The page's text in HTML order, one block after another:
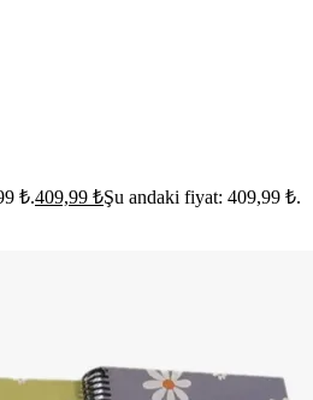
₺.409,99 ₺Şu andaki fiyat: 409,99 ₺.